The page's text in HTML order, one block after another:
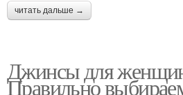
читать дальше →
Джинсы для
Правильно